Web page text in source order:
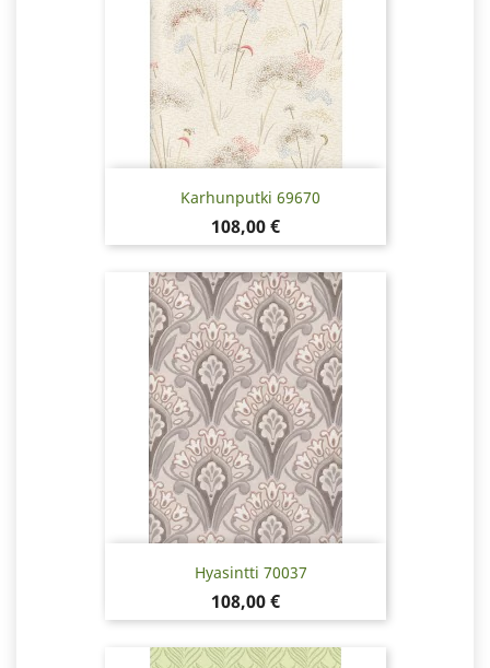
Karhunputki 69670
Hinta
108,00 €
Hyasintti 70037
Hinta
108,00 €